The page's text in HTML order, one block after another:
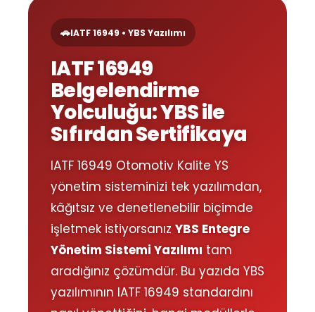
🚗IATF 16949 • YBS Yazılımı
IATF 16949
Belgelendirme
Yolculuğu: YBS ile
Sıfırdan Sertifikaya
IATF 16949 Otomotiv Kalite YS
yönetim sisteminizi tek yazılımdan,
kâğıtsız ve denetlenebilir biçimde
işletmek istiyorsanız YBS Entegre
Yönetim Sistemi Yazılımı tam
aradığınız çözümdür. Bu yazıda YBS
yazılımının IATF 16949 standardını